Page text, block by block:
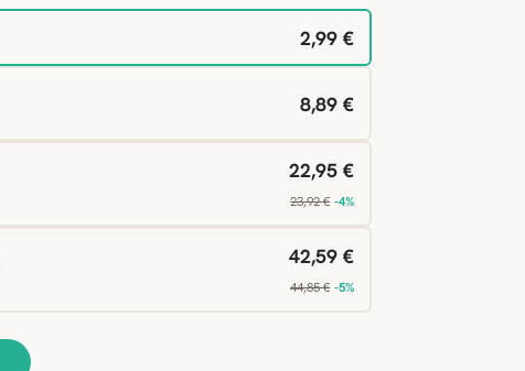
2,99 €
8,89 €
22,95 €
23,92 € -4%
42,59 €
44,85 € -5%